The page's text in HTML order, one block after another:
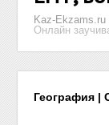
Kaz-Ekzams.ru
Онлайн
География |